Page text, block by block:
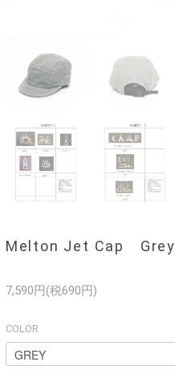
Melton Jet Cap Grey
7,590円(税690円)
COLOR